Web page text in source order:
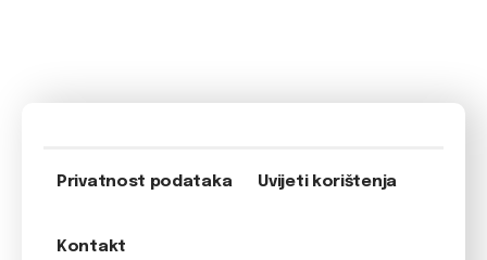
Privatnost podataka Uvijeti korištenja
Kontakt